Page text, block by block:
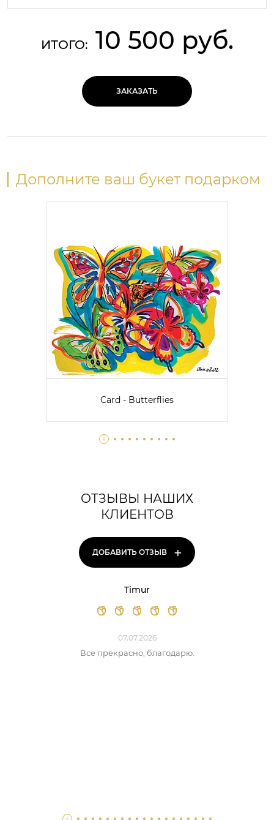
ИТОГО: 10 500 руб.
ЗАКАЗАТЬ
Дополните ваш букет подарком
Card - Butterflies
ОТЗЫВЫ НАШИХ
КЛИЕНТОВ
ДОБАВИТЬ ОТЗЫВ +
Timur
07.07.2026
Все прекрасно, благодарю.